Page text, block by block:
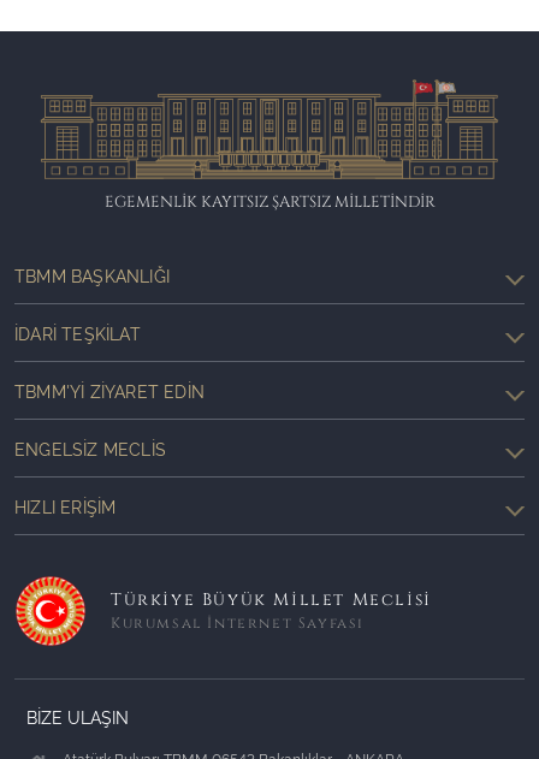
EGEMENLİK KAYITSIZ ŞARTSIZ MİLLETİNDİR
TBMM BAŞKANLIĞI
İDARI TEŞKILAT
TBMM'YI ZIYARET EDIN
ENGELSIZ MECLIS
HIZLI ERIŞIM
Türkiye Büyük Millet Meclisi
Kurumsal İnternet Sayfası
BİZE ULAŞIN